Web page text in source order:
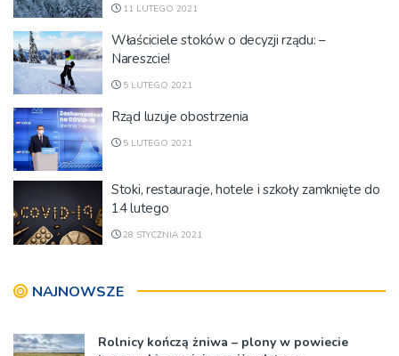
11 LUTEGO 2021
Właściciele stoków o decyzji rządu: –
Nareszcie!
5 LUTEGO 2021
Rząd luzuje obostrzenia
5 LUTEGO 2021
Stoki, restauracje, hotele i szkoły zamknięte do
14 lutego
28 STYCZNIA 2021
NAJNOWSZE
Rolnicy kończą żniwa – plony w powiecie